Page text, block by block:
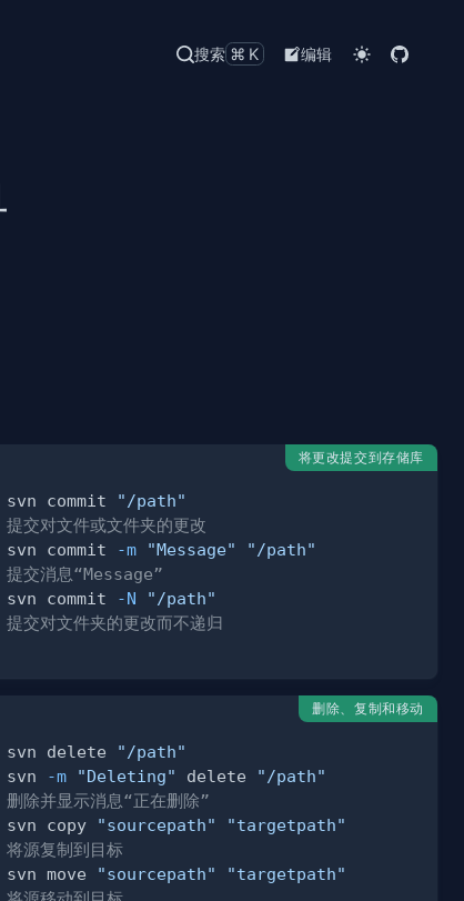
搜索 ⌘K 编辑
将更改提交到存储库
svn commit
"/path"
交对文件或文件夹的更改
svn commit
-m "Message"
"/path"
交消息“Message”
svn commit
-N
"/path"
交对文件夹的更改而不递归
删除、复制和移动
svn delete
"/path"
svn
-m "Deleting" delete
"/path"
除并显示消息“正在删除”
svn copy
"sourcepath"
"targetpath"
源复制到目标
svn move
"sourcepath"
"targetpath"